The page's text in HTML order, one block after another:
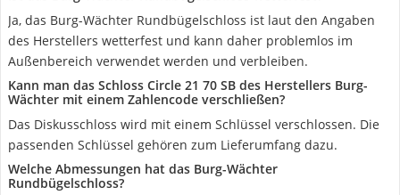
Ja, das Burg-Wächter Rundbügelschloss ist laut den Angaben
des Herstellers wetterfest und kann daher problemlos im
Außenbereich verwendet werden und verbleiben.
Kann man das Schloss Circle 21 70 SB des Herstellers Burg-
Wächter mit einem Zahlencode verschließen?
Das Diskusschloss wird mit einem Schlüssel verschlossen. Die
passenden Schlüssel gehören zum Lieferumfang dazu.
Welche Abmessungen hat das Burg-Wächter
Rundbügelschloss?